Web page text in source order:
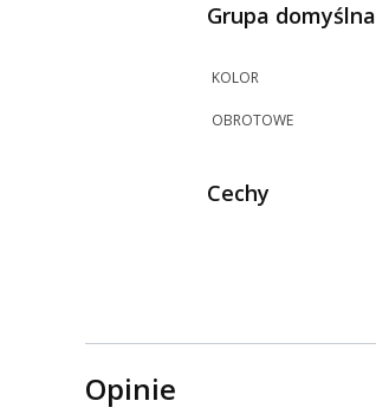
Grupa domyślna
KOLOR
OBROTOWE
Cechy
Opinie